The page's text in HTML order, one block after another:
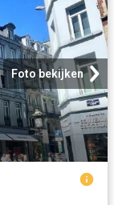
Foto bekijken